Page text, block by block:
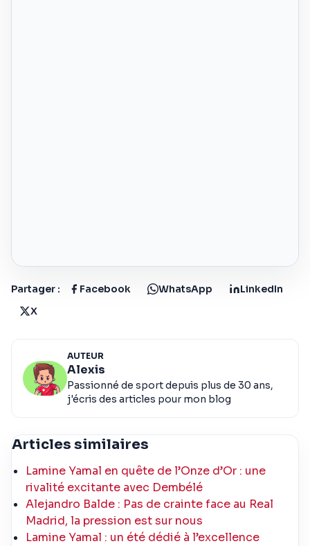
Partager : Facebook WhatsApp
LinkedIn
X
AUTEUR
Alexis
Passionné de sport depuis plus de 30 ans,
j'écris des articles pour mon blog
Articles similaires
Lamine Yamal en quête de l’Onze d’Or : une
rivalité excitante avec Dembélé
Alejandro Balde : Pas de crainte face au Real
Madrid, la pression est sur nous
Lamine Yamal : un été dédié à l’excellence